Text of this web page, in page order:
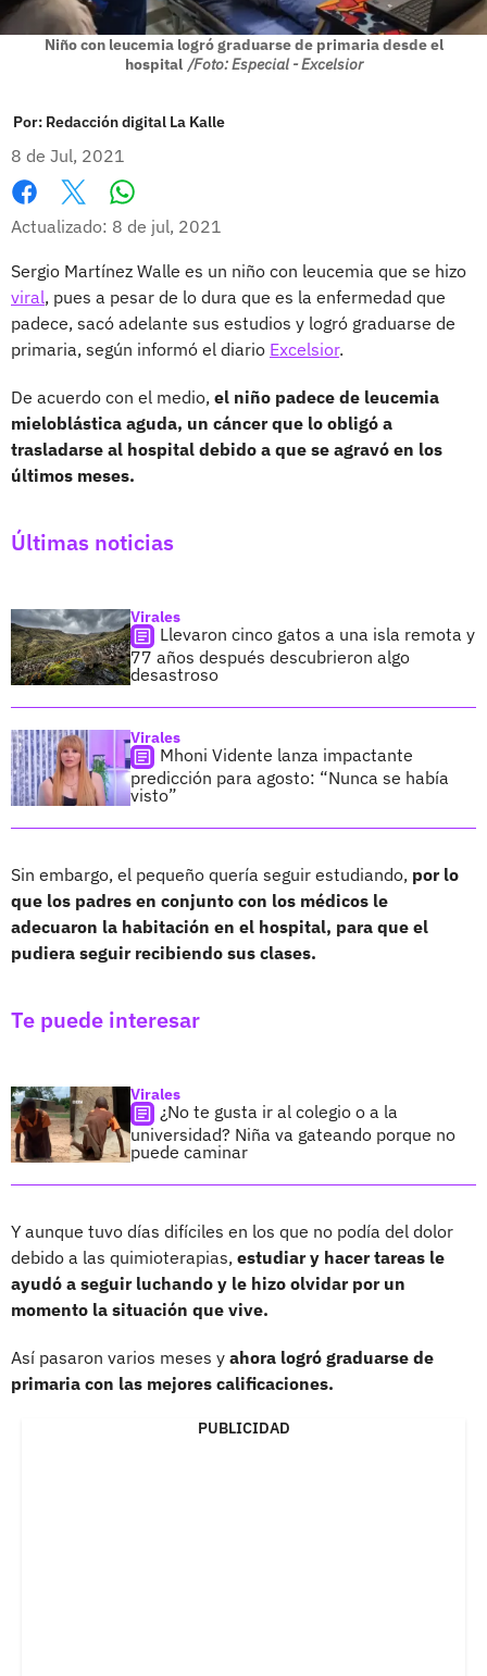
Niño con leucemia logró graduarse de primaria desde el
hospital /Foto: Especial - Excelsior
Por: Redacción digital La Kalle
8 de Jul, 2021
Facebook
X
Actualizado: 8 de jul, 2021
Sergio Martínez Walle es un niño con leucemia que se hizo
viral, pues a pesar de lo dura que es la enfermedad que
padece, sacó adelante sus estudios y logró graduarse de
primaria, según informó el diario Excelsior.
De acuerdo con el medio, el niño padece de leucemia
mieloblástica aguda, un cáncer que lo obligó a
trasladarse al hospital debido a que se agravó en los
últimos meses.
Últimas noticias
Virales
Llevaron cinco gatos a una isla remota y
77 años después descubrieron algo
desastroso
Virales
Mhoni Vidente lanza impactante
predicción para agosto: “Nunca se había
visto”
Sin embargo, el pequeño quería seguir estudiando, por lo
que los padres en conjunto con los médicos le
adecuaron la habitación en el hospital, para que el
pudiera seguir recibiendo sus clases.
Te puede interesar
Virales
¿No te gusta ir al colegio o a la
universidad? Niña va gateando porque no
puede caminar
Y aunque tuvo días difíciles en los que no podía del dolor
debido a las quimioterapias, estudiar y hacer tareas le
ayudó a seguir luchando y le hizo olvidar por un
momento la situación que vive.
Así pasaron varios meses y ahora logró graduarse de
primaria con las mejores calificaciones.
PUBLICIDAD